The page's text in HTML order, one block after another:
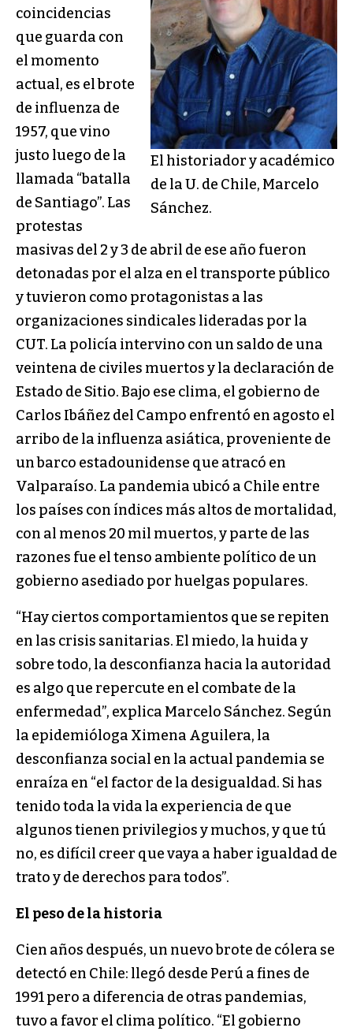
El historiador y académico
de la U. de Chile, Marcelo
Sánchez.
coincidencias
que guarda con
el momento
actual, es el brote
de influenza de
1957, que vino
justo luego de la
llamada “batalla
de Santiago”. Las
protestas
masivas del 2 y 3 de abril de ese año fueron
detonadas por el alza en el transporte público
y tuvieron como protagonistas a las
organizaciones sindicales lideradas por la
CUT. La policía intervino con un saldo de una
veintena de civiles muertos y la declaración de
Estado de Sitio. Bajo ese clima, el gobierno de
Carlos Ibáñez del Campo enfrentó en agosto el
arribo de la influenza asiática, proveniente de
un barco estadounidense que atracó en
Valparaíso. La pandemia ubicó a Chile entre
los países con índices más altos de mortalidad,
con al menos 20 mil muertos, y parte de las
razones fue el tenso ambiente político de un
gobierno asediado por huelgas populares.
“Hay ciertos comportamientos que se repiten
en las crisis sanitarias. El miedo, la huida y
sobre todo, la desconfianza hacia la autoridad
es algo que repercute en el combate de la
enfermedad”, explica Marcelo Sánchez. Según
la epidemióloga Ximena Aguilera, la
desconfianza social en la actual pandemia se
enraíza en “el factor de la desigualdad. Si has
tenido toda la vida la experiencia de que
algunos tienen privilegios y muchos, y que tú
no, es difícil creer que vaya a haber igualdad de
trato y de derechos para todos”.
El peso de la historia
Cien años después, un nuevo brote de cólera se
detectó en Chile: llegó desde Perú a fines de
1991 pero a diferencia de otras pandemias,
tuvo a favor el clima político. “El gobierno